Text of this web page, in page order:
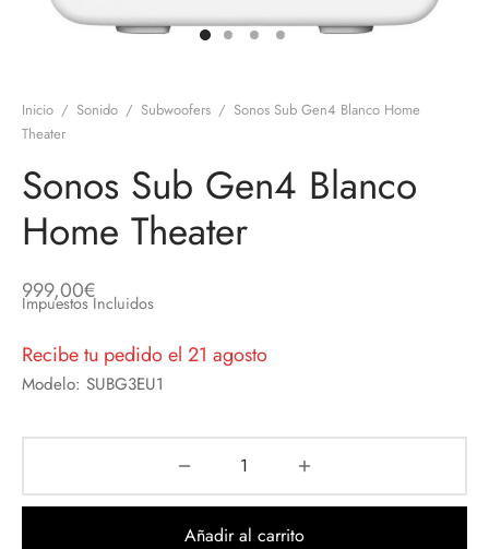
Inicio / Sonido / Subwoofers / Sonos Sub Gen4 Blanco Home
Theater
Sonos Sub Gen4 Blanco
Home Theater
999,00€
Impuestos Incluidos
Recibe tu pedido el 21 agosto
Modelo: SUBG3EU1
Añadir al carrito
Equipos de Sonido
en Informática